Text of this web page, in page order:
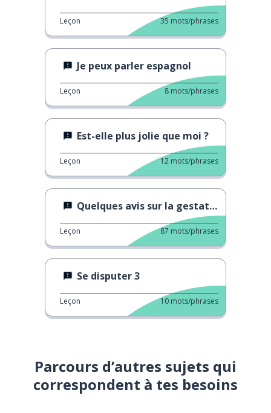
Leçon 35 mots/phrases
Je peux parler espagnol
Leçon 8 mots/phrases
Est-elle plus jolie que moi ?
Leçon 12 mots/phrases
Quelques avis sur la gestation pour autrui
Leçon 87 mots/phrases
Se disputer 3
Leçon 10 mots/phrases
Parcours d’autres sujets qui
correspondent à tes besoins